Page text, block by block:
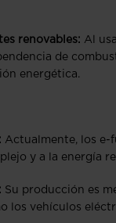
renovables: Al
de
energética.
Actualmente, los e-
y a la energía
Su producción es
los vehículos